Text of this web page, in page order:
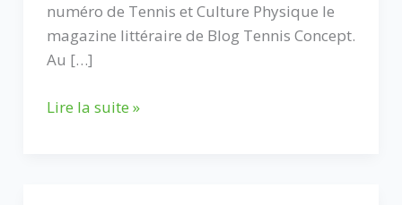
numéro de Tennis et Culture Physique le
magazine littéraire de Blog Tennis Concept.
Au […]
Tennis
Lire la suite »